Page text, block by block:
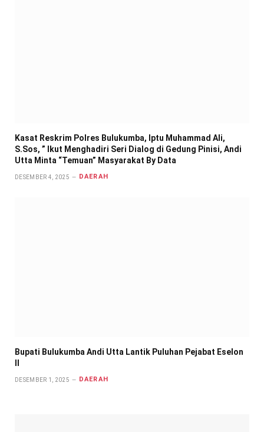
Kasat Reskrim Polres Bulukumba, Iptu Muhammad Ali,
S.Sos, ” Ikut Menghadiri Seri Dialog di Gedung Pinisi, Andi
Utta Minta “Temuan” Masyarakat By Data
DESEMBER 4, 2025 DAERAH
Bupati Bulukumba Andi Utta Lantik Puluhan Pejabat Eselon
DESEMBER 1, 2025 DAERAH